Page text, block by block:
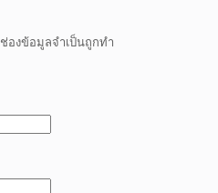
ช่องข้อมูลจำเป็นถูกทำ